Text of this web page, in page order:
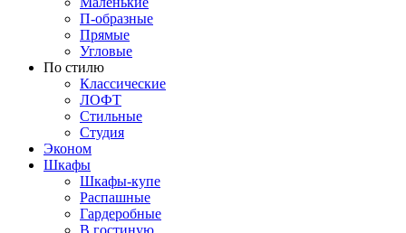
П-образные
Прямые
Угловые
По стилю
Классические
ЛОФТ
Стильные
Студия
Эконом
Шкафы
Шкафы-купе
Распашные
Гардеробные
В гостиную